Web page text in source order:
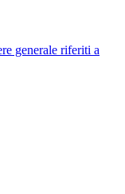
generale riferiti a